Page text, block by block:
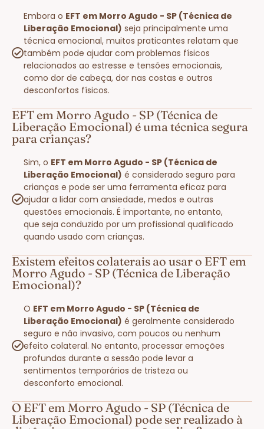
Embora o EFT em Morro Agudo - SP (Técnica de
Liberação Emocional) seja principalmente uma
técnica emocional, muitos praticantes relatam que
também pode ajudar com problemas físicos
relacionados ao estresse e tensões emocionais,
como dor de cabeça, dor nas costas e outros
desconfortos físicos.
EFT em Morro Agudo - SP (Técnica de
Liberação Emocional) é uma técnica segura
para crianças?
Sim, o EFT em Morro Agudo - SP (Técnica de
Liberação Emocional) é considerado seguro para
crianças e pode ser uma ferramenta eficaz para
ajudar a lidar com ansiedade, medos e outras
questões emocionais. É importante, no entanto,
que seja conduzido por um profissional qualificado
quando usado com crianças.
Existem efeitos colaterais ao usar o EFT em
Morro Agudo - SP (Técnica de Liberação
Emocional)?
O EFT em Morro Agudo - SP (Técnica de
Liberação Emocional) é geralmente considerado
seguro e não invasivo, com poucos ou nenhum
efeito colateral. No entanto, processar emoções
profundas durante a sessão pode levar a
sentimentos temporários de tristeza ou
desconforto emocional.
O EFT em Morro Agudo - SP (Técnica de
Liberação Emocional) pode ser realizado à